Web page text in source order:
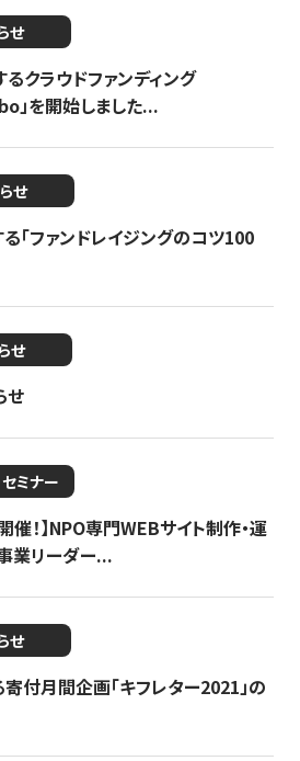
せ
クラウドファンディング
」を開始しました...
せ
「ファンドレイジングのコツ100
せ
せ
セミナー
催！】NPO専門WEBサイト制作・運
業リーダー...
せ
付月間企画「キフレター2021」の